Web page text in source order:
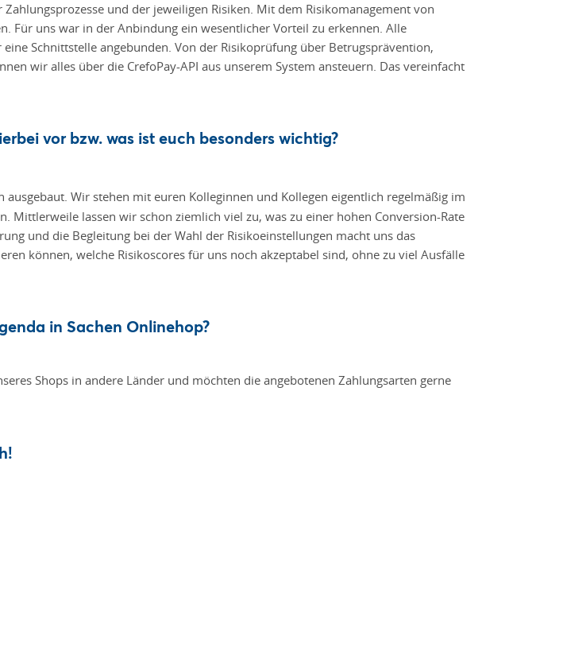
und der jeweiligen Risiken. Mit dem Risikomanagement von
Für uns war in der Anbindung ein wesentlicher Vorteil zu erkennen. Alle
Schnittstelle angebunden. Von der Risikoprüfung über Betrugsprävention,
wir alles über die CrefoPay-API aus unserem System ansteuern. Das vereinfacht
vor bzw. was ist euch besonders wichtig?
Wir stehen mit euren Kolleginnen und Kollegen eigentlich regelmäßig im
lassen wir schon ziemlich viel zu, was zu einer hohen Conversion-Rate
und die Begleitung bei der Wahl der Risikoeinstellungen macht uns das
können, welche Risikoscores für uns noch akzeptabel sind, ohne zu viel Ausfälle
in Sachen Onlinehop?
Shops in andere Länder und möchten die angebotenen Zahlungsarten gerne